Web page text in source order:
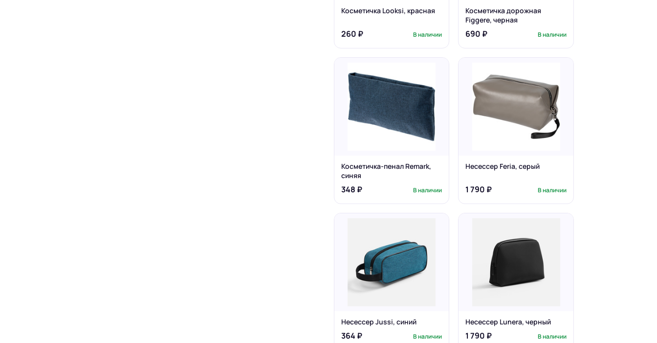
Косметичка Looksi, красная
260 ₽ В наличии
Косметичка дорожная
Figgere, черная
690 ₽ В наличии
Косметичка-пенал Remark,
синяя
348 ₽ В наличии
Несессер Feria, серый
1 790 ₽ В наличии
Несессер Jussi, синий
364 ₽ В наличии
Несессер Lunera, черный
1 790 ₽ В наличии